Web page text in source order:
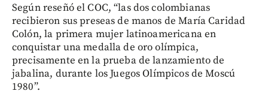
Según reseñó el COC, “las dos colombianas
recibieron sus preseas de manos de María Caridad
Colón, la primera mujer latinoamericana en
conquistar una medalla de oro olímpica,
precisamente en la prueba de lanzamiento de
jabalina, durante los Juegos Olímpicos de Moscú
1980”.